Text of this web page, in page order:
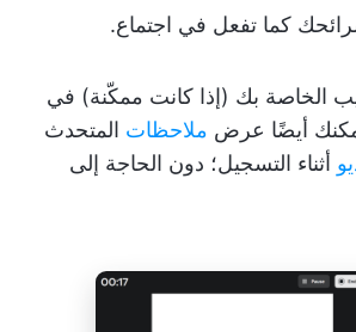
كما تفعل في اجتماع.
الخاصة بك (إذا كانت ممكّنة) في
أيضًا عرض ملاحظات المتحدث
أثناء التسجيل؛ دون الحاجة إلى